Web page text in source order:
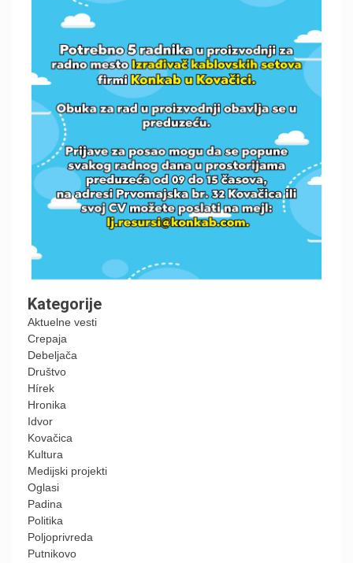
Kategorije
Aktuelne vesti
Crepaja
Debeljača
Društvo
Hírek
Hronika
Idvor
Kovačica
Kultura
Medijski projekti
Oglasi
Padina
Politika
Poljoprivreda
Putnikovo